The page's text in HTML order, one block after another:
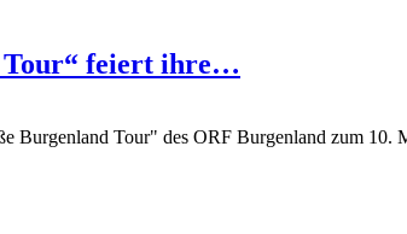
Tour“ feiert ihre…
Burgenland Tour" des ORF Burgenland zum